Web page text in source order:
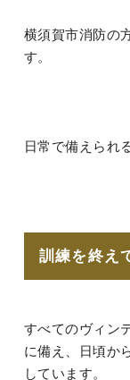
横須賀市消防の
す。
日常で備えられ
訓練を終え
すべてのヴィン
に備え、日頃か
しています。